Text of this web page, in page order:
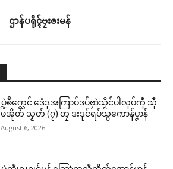
ဌာန်ပရိုၚ်ဗၠးၜးမန်
ပ္ဍဲၜဳက္လေင် ဒေံဒုအကြာပ်ဒပ်ဗၠာဲသၟိင်ပါလုပ်ကီု သီု
ဖအိုတ် သၟတ် (၇) တၠ ဒးဒုင်ရပ်သ္ပကောန်ပၞာန်
August 6, 2026